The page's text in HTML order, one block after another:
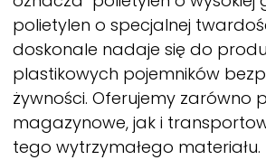
polietylen o specjalnej
doskonale nadaje się do
plastikowych pojemników
żywności. Oferujemy zarówno
magazynowe, jak i
tego wytrzymałego materiału.